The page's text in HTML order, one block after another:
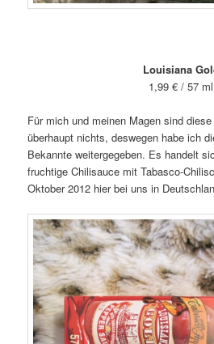
Louisiana
1,99 € / 57 ml
Für mich und meinen Magen sind
überhaupt nichts, deswegen habe ich
Bekannte weitergegeben. Es handelt
fruchtige Chilisauce mit Tabasco-
Oktober 2012 hier bei uns in